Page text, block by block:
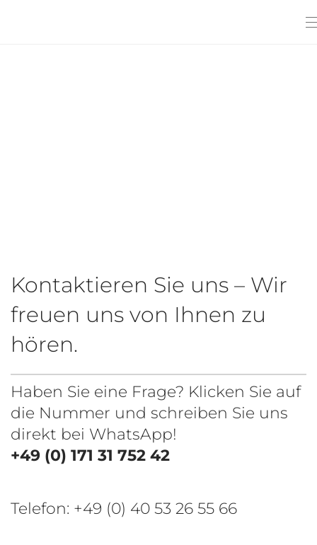
Kontaktieren Sie uns – Wir
freuen uns von Ihnen zu
hören.
Haben Sie eine Frage? Klicken Sie auf
die Nummer und schreiben Sie uns
direkt bei WhatsApp!
+49 (0) 171 31 752 42
Telefon: +49 (0) 40 53 26 55 66